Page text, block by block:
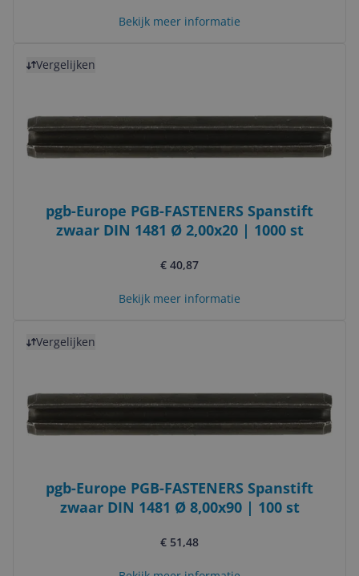
Bekijk meer informatie
Vergelijken
pgb-Europe PGB-FASTENERS Spanstift
zwaar DIN 1481 Ø 2,00x20 | 1000 st
€ 40,87
Bekijk meer informatie
Vergelijken
pgb-Europe PGB-FASTENERS Spanstift
zwaar DIN 1481 Ø 8,00x90 | 100 st
€ 51,48